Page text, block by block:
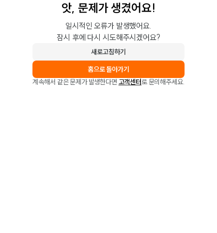
앗, 문제가 생겼어요!
일시적인 오류가 발생했어요.
잠시 후에 다시 시도해주시겠어요?
새로고침하기
홈으로 돌아가기
계속해서 같은 문제가 발생한다면 고객센터로 문의해주세요.